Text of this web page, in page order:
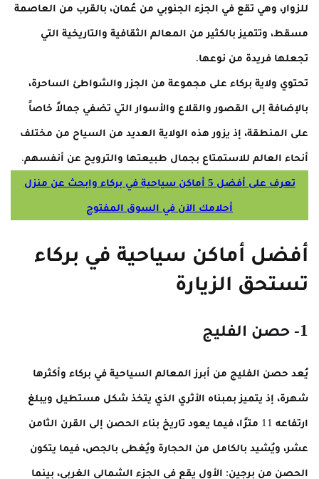
للزوار، وهي تقع في الجزء الجنوبي من عُمان، بالقرب من العاصمة
مسقط، وتتميز بالكثير من المعالم الثقافية والتاريخية التي
تجعلها فريدة من نوعها.
تحتوي ولاية بركاء على مجموعة من الجزر والشواطئ الساحرة،
بالإضافة إلى القصور والقلاع والأسوار التي تضفي جمالاً خاصاً
على المنطقة، إذ يزور هذه الولاية العديد من السياح من مختلف
أنحاء العالم للاستمتاع بجمال طبيعتها والترويح عن أنفسهم.
تعرف على أفضل 5 أماكن سياحية في بركاء وابحث عن منزل
أحلامك الآن في السوق المفتوح
أفضل أماكن سياحية في بركاء
تستحق الزيارة
1- حصن الفليج
يُعد حصن الفليج من أبرز المعالم السياحية في بركاء وأكثرها
شهرة، إذ يتميز بمبناه الأثري الذي يتخذ شكل مستطيل ويبلغ
ارتفاعه 11 مترًا، فيما يعود تاريخ بناء الحصن إلى القرن الثامن
عشر، ويُشيد بالكامل من الحجارة ويُغطى بالجص، فيما يتكون
الحصن من برجين: الأول يقع في الجزء الشمالي الغربي، بينما